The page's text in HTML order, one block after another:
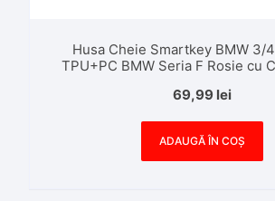
Husa Cheie Smartkey BMW 3/
TPU+PC BMW Seria F Rosie cu
69,99 lei
ADAUGĂ ÎN COȘ